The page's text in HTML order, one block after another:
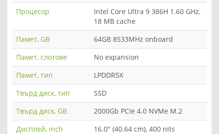
Процесор
Intel Core Ultra 9 386H 1.60 GHz,
18 MB cache
Памет, GB
64GB 8533MHz onboard
Памет, слотове
No expansion
Памет, тип
LPDDR5X
Твърд диск, тип
SSD
Твърд диск, GB
2000Gb PCIe 4.0 NVMe M.2
Дисплей, inch
16.0" (40.64 cm), 400 nits